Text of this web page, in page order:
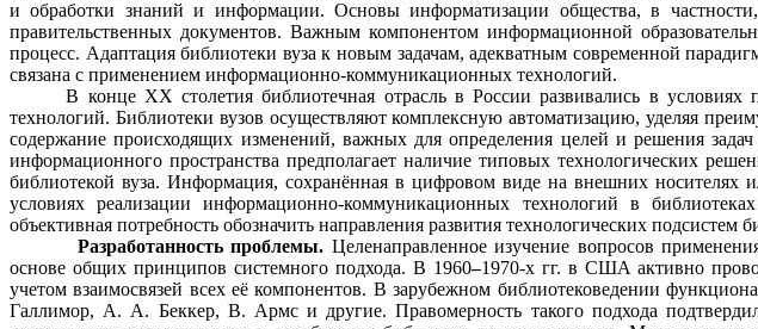
и обработки знаний и информации. Основы информатизации общества, в
правительственных документов. Важным компонентом информационной
процесс. Адаптация библиотеки вуза к новым задачам, адекватным современной
связана с применением информационно-коммуникационных технологий.
В конце ХХ столетия библиотечная отрасль в России развивались в
технологий. Библиотеки вузов осуществляют комплексную автоматизацию, уделяя
содержание происходящих изменений, важных для определения целей и решения
информационного пространства предполагает наличие типовых технологических
библиотекой вуза. Информация, сохранённая в цифровом виде на внешних носителях
условиях реализации информационно-коммуникационных технологий в
объективная потребность обозначить направления развития технологических
Разработанность проблемы. Целенаправленное изучение вопросов
основе общих принципов системного подхода. В 1960–1970-х гг. в США активно
учетом взаимосвязей всех её компонентов. В зарубежном библиотековедении
Галлимор, А. А. Беккер, В. Армс и другие.Правомерность такого подхода